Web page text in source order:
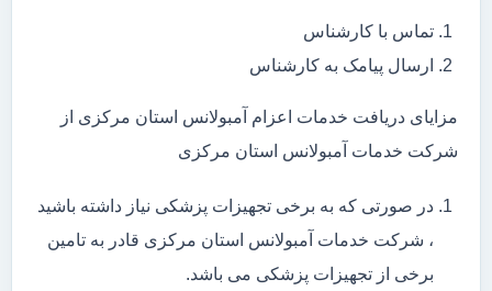
تماس با کارشناس
ارسال پیامک به کارشناس
مزایای دریافت خدمات اعزام آمبولانس استان مرکزی از
شرکت خدمات آمبولانس استان مرکزی
در صورتی که به برخی تجهیزات پزشکی نیاز داشته باشید
، شرکت خدمات آمبولانس استان مرکزی قادر به تامین
برخی از تجهیزات پزشکی می باشد.